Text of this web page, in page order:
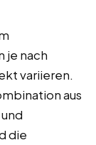
je nach
variieren.
aus
die